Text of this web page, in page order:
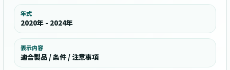
年式
2020年 - 2024年
表示内容
適合製品 / 条件 / 注意事項